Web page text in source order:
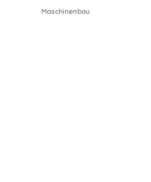
Maschinenbau